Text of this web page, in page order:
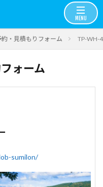
約・見積もりフォーム TP-WH-
ォーム
sumilon/